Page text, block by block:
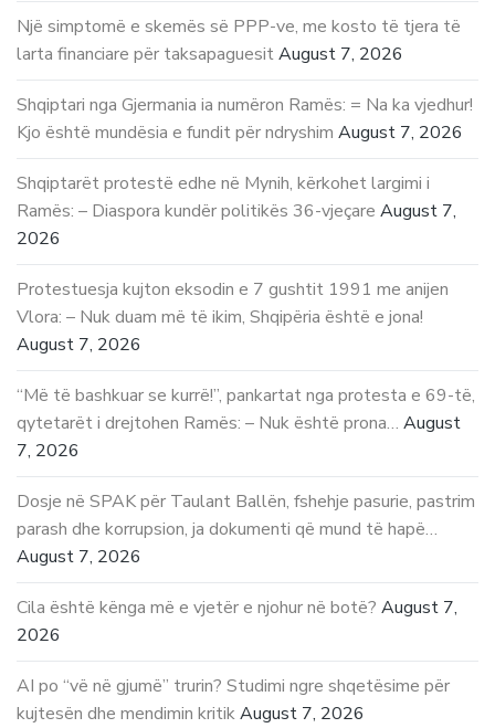
Një simptomë e skemës së PPP-ve, me kosto të tjera të
larta financiare për taksapaguesitAugust 7, 2026
Shqiptari nga Gjermania ia numëron Ramës: = Na ka vjedhur!
Kjo është mundësia e fundit për ndryshim August 7, 2026
Shqiptarët protestë edhe në Mynih, kërkohet largimi i
Ramës: – Diaspora kundër politikës 36-vjeçare August 7,
2026
Protestuesja kujton eksodin e 7 gushtit 1991 me anijen
Vlora: – Nuk duam më të ikim, Shqipëria është e jona!
August 7, 2026
“Më të bashkuar se kurrë!”, pankartat nga protesta e 69-të,
qytetarët i drejtohen Ramës: – Nuk është prona… August
7, 2026
Dosje në SPAK për Taulant Ballën, fshehje pasurie, pastrim
parash dhe korrupsion, ja dokumenti që mund të hapë…
August 7, 2026
Cila është kënga më e vjetër e njohur në botë? August 7,
2026
AI po “vë në gjumë” trurin? Studimi ngre shqetësime për
kujtesën dhe mendimin kritikAugust 7, 2026